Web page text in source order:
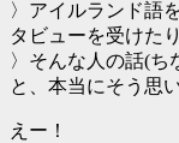
〉アイルランド語
タビューを受けたり
〉そんな人の話(ち
と、本当にそう思
えー！